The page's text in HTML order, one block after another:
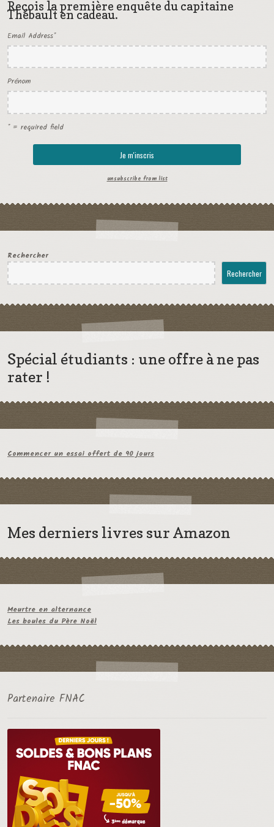
Reçois la première enquête du capitaine
Thébault en cadeau.
Email Address*
Prénom
* = required field
unsubscribe from list
Rechercher
Rechercher
Spécial étudiants : une offre à ne pas
rater !
Commencer un essai offert de 90 jours
Mes derniers livres sur Amazon
Meurtre en alternance
Les boules du Père Noël
Partenaire FNAC